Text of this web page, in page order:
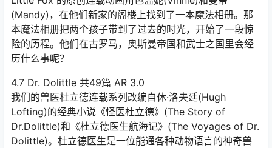
(Mandy)，在他们新家的阁楼上找到了一本魔法相册。那
本魔法相册把两个孩子带到了过去的时光，开始了一段惊
险的历程。他们在古罗马，奥斯曼帝国和武士之国里会经
历什么事呢？
4.7 Dr. Dolittle 共49篇 AR 3.0
我们的兽医杜立德连载系列改编自休·洛夫廷(Hugh
Lofting)的经典小说《怪医杜立德》(The Story of
Dr.Dolittle)和《杜立德医生航海记》(The Voyages of Dr.
Dolittle)。杜立德医生是一位能通各种动物语言的神奇兽